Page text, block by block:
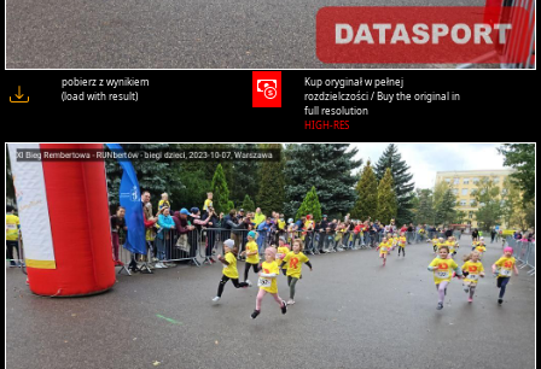
pobierz z wynikiem
(load with result)
Kup oryginał w pełnej
rozdzielczości / Buy the original in
full resolution
HIGH-RES